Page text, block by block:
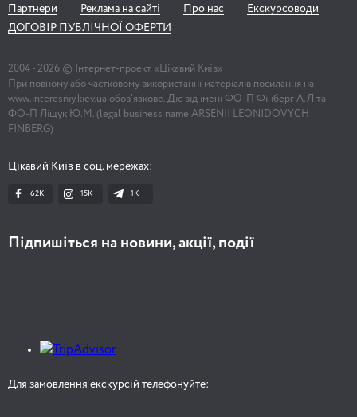
Партнери Реклама на сайті Про нас
Екскурсоводи
ДОГОВІР ПУБЛІЧНОЇ ОФЕРТИ
2004 - 2026 © Інтернет-проект «Цікавий Київ»
При повному або частковому використанні матеріалів посилання на
www.interesniy.kiev.ua обов'язкове. Діє від імені ФО-П Фінберг А.Л та
ФО-П Ліщук Ю.М. (legal business name ARSENII LEONIDOVYCH
FINBERG)
Цікавий Київ в соц. мережах:
62K 15K 1К
Підпишіться на новини, акції, події
Для замовлення екскурсій телефонуйте: